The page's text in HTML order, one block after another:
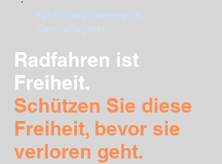
Fahrradregistrierung im
CentralRegister
Radfahren ist
Freiheit.
Schützen Sie diese
Freiheit, bevor sie
verloren geht.